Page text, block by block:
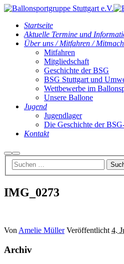
Startseite
Aktuelle Termine und
Über uns / Mitfahren /
Mitfahren
Mitgliedschaft
Geschichte der BSG
BSG Stuttgart und
Wettbewerbe im
Unsere Ballone
Jugend
Jugendlager
Die Geschichte der
Kontakt
Suchen
Hauptmenü
IMG_0273
VonAmelie Müller Veröffentlicht4.
Archiv